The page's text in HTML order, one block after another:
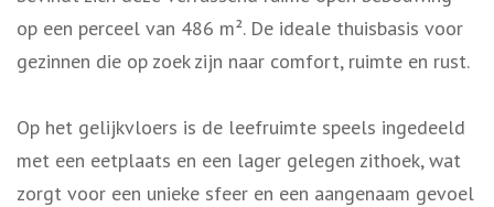
op een perceel van 486 m². De ideale thuisbasis voor
gezinnen die op zoek zijn naar comfort, ruimte en rust.
Op het gelijkvloers is de leefruimte speels ingedeeld
met een eetplaats en een lager gelegen zithoek, wat
zorgt voor een unieke sfeer en een aangenaam gevoel